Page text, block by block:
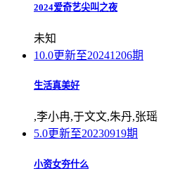
2024爱奇艺尖叫之夜
未知
10.0更新至20241206期
生活真美好
,李小冉,于文文,朱丹,张瑶
5.0更新至20230919期
小资女夯什么